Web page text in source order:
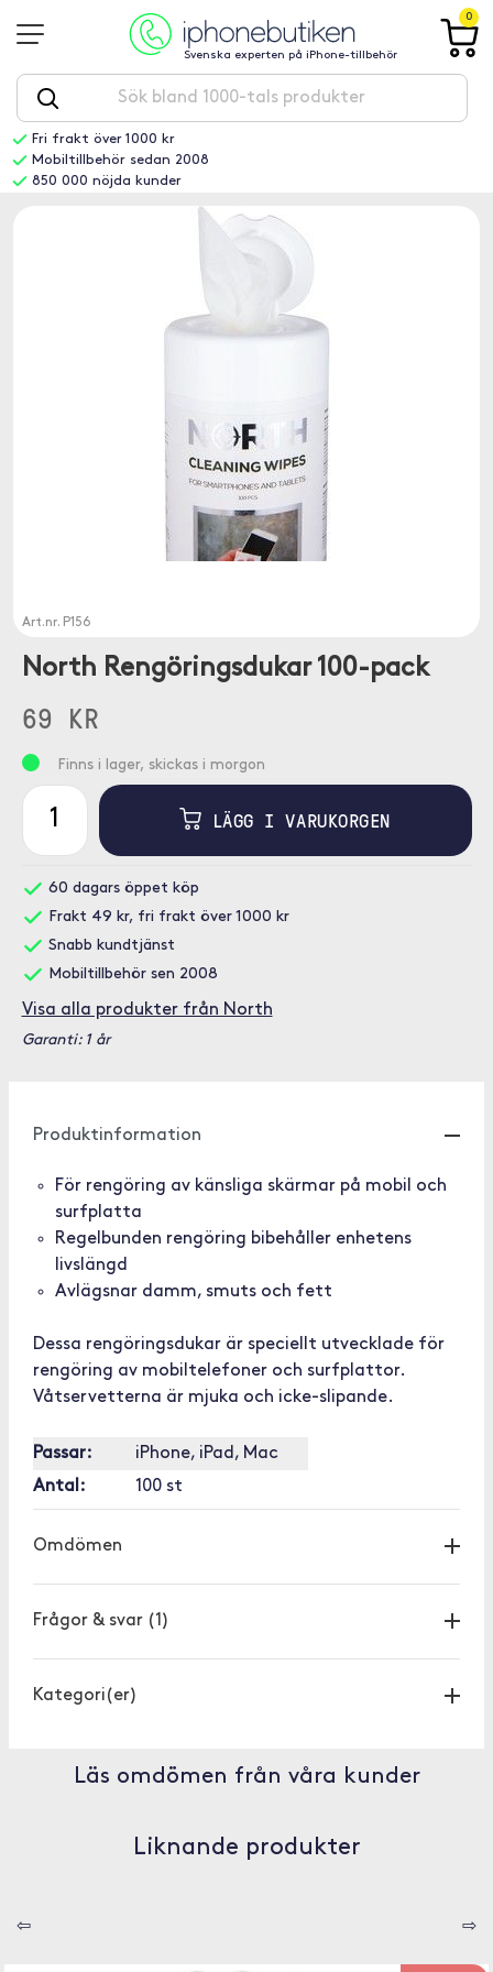
Svenska experten på iPhone-tillbehör
0
Fri frakt över 1000 kr
Mobiltillbehör sedan 2008
850 000 nöjda kunder
Art.nr. P156
North Rengöringsdukar 100-pack
69 KR
Finns i lager, skickas i morgon
LÄGG I VARUKORGEN
60 dagars öppet köp
Frakt 49 kr, fri frakt över 1000 kr
Snabb kundtjänst
Mobiltillbehör sen 2008
Visa alla produkter från North
Garanti: 1 år
Produktinformation
För rengöring av känsliga skärmar på mobil och
surfplatta
Regelbunden rengöring bibehåller enhetens
livslängd
Avlägsnar damm, smuts och fett
Dessa rengöringsdukar är speciellt utvecklade för
rengöring av mobiltelefoner och surfplattor.
Våtservetterna är mjuka och icke-slipande.
Passar:
iPhone, iPad, Mac
Antal:
100 st
Omdömen
Frågor & svar (1)
Kategori(er)
Läs omdömen från våra kunder
Liknande produkter
⇦ ⇨